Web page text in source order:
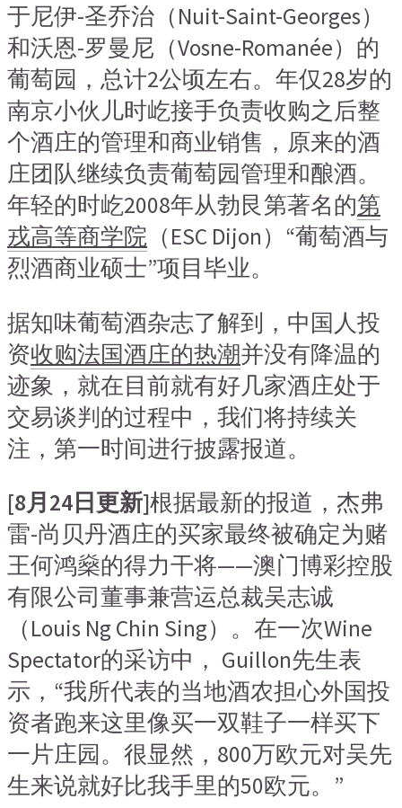
于尼伊-圣乔治（Nuit-Saint-Georges）
和沃恩-罗曼尼（Vosne-Romanée）的
葡萄园，总计2公顷左右。年仅28岁的
南京小伙儿时屹接手负责收购之后整
个酒庄的管理和商业销售，原来的酒
庄团队继续负责葡萄园管理和酿酒。
年轻的时屹2008年从勃艮第著名的第
戎高等商学院 （ESC Dijon）“葡萄酒与
烈酒商业硕士”项目毕业。
据知味葡萄酒杂志了解到，中国人投
资收购法国酒庄的热潮并没有降温的
迹象，就在目前就有好几家酒庄处于
交易谈判的过程中，我们将持续关
注，第一时间进行披露报道。
[8月24日更新]根据最新的报道，杰弗
雷-尚贝丹酒庄的买家最终被确定为赌
王何鸿燊的得力干将——澳门博彩控股
有限公司董事兼营运总裁吴志诚
（Louis Ng Chin Sing）。在一次Wine
Spectator的采访中， Guillon先生表
示，“我所代表的当地酒农担心外国投
资者跑来这里像买一双鞋子一样买下
一片庄园。很显然，800万欧元对吴先
生来说就好比我手里的50欧元。”